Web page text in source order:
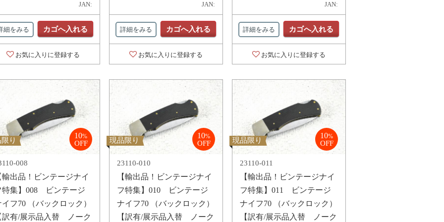
JAN:
細をみる カゴへ入れる
お気に入りに登録する
JAN:
詳細をみる カゴへ入れる
お気に入りに登録する
JAN:
詳細をみる カゴへ入れる
お気に入りに登録する
り
10%
OFF
008
輸出品！ビンテージナイ
特集】008 ビンテージ
イフ70 （バックロック）
訳有/展示品入替 ノーク
現品限り
10%
OFF
23110-010
【輸出品！ビンテージナイ
フ特集】010 ビンテージ
ナイフ70 （バックロック）
【訳有/展示品入替 ノーク
現品限り
10%
OFF
23110-011
【輸出品！ビンテージナイ
フ特集】011 ビンテージ
ナイフ70 （バックロック）
【訳有/展示品入替 ノーク